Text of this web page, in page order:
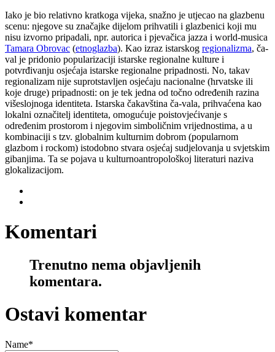
Iako je bio relativno kratkoga vijeka, snažno je utjecao na glazbenu
scenu: njegove su značajke dijelom prihvatili i glazbenici koji mu
nisu izvorno pripadali, npr. autorica i pjevačica jazza i world-musica
Tamara Obrovac (etnoglazba). Kao izraz istarskog regionalizma, ča-
val je pridonio popularizaciji istarske regionalne kulture i
potvrđivanju osjećaja istarske regionalne pripadnosti. No, takav
regionalizam nije suprotstavljen osjećaju nacionalne (hrvatske ili
koje druge) pripadnosti: on je tek jedna od točno određenih razina
višeslojnoga identiteta. Istarska čakavština ča-vala, prihvaćena kao
lokalni označitelj identiteta, omogućuje poistovjećivanje s
određenim prostorom i njegovim simboličnim vrijednostima, a u
kombinaciji s tzv. globalnim kulturnim dobrom (popularnom
glazbom i rockom) istodobno stvara osjećaj sudjelovanja u svjetskim
gibanjima. Ta se pojava u kulturnoantropološkoj literaturi naziva
glokalizacijom.
Komentari
Trenutno nema objavljenih
komentara.
Ostavi komentar
Name*